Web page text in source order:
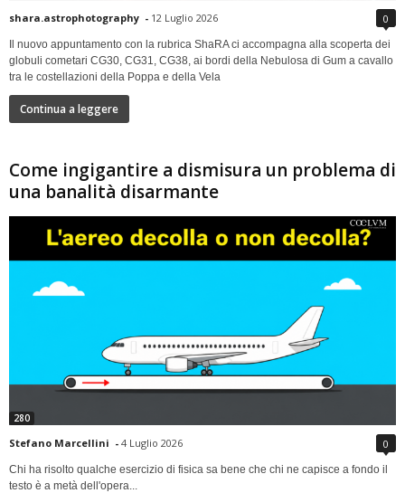
shara.astrophotography - 12 Luglio 2026 0
Il nuovo appuntamento con la rubrica ShaRA ci accompagna alla scoperta dei
globuli cometari CG30, CG31, CG38, ai bordi della Nebulosa di Gum a cavallo
tra le costellazioni della Poppa e della Vela
Continua a leggere
Come ingigantire a dismisura un problema di
una banalità disarmante
280
Stefano Marcellini - 4 Luglio 2026 0
Chi ha risolto qualche esercizio di fisica sa bene che chi ne capisce a fondo il
testo è a metà dell'opera...